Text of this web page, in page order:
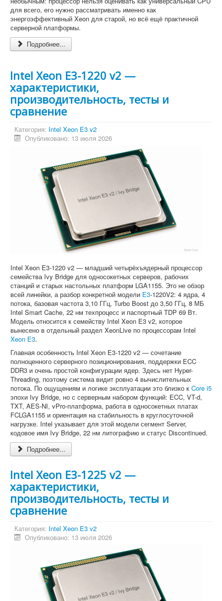
для всего, его нужно рассматривать именно как
энергоэффективный Xeon для старой, но всё ещё практичной
серверной платформы.
Подробнее...
Intel Xeon E3-1220 v2 —
характеристики,
производительность, тесты и
сравнение
Категория: Intel Xeon E3 v2
Опубликовано: 13 июля 2026
Intel Xeon E3-1220 v2 — младший четырёхъядерный процессор
семейства Ivy Bridge для односокетных серверов, рабочих
станций и старых настольных платформ LGA1155. Это не обзор
всей линейки, а разбор конкретной модели E3-1220V2: 4 ядра, 4
потока, базовая частота 3,10 ГГц, Turbo Boost до 3,50 ГГц, 8 МБ
Intel Smart Cache, 22 нм техпроцесс и паспортный TDP 69 Вт.
Модель относится к семейству Intel Xeon E3 v2, которое
вынесено в отдельный раздел XeonLive по процессорам Intel
Xeon E3.
Главная особенность Intel Xeon E3-1220 v2 — сочетание
полноценного серверного позиционирования, поддержки ECC
DDR3 и очень простой конфигурации ядер. Здесь нет Hyper-
Threading, поэтому система видит ровно 4 вычислительных
потока. По ощущениям и логике эксплуатации это близко к Core i5
эпохи Ivy Bridge, но с серверным набором функций: ECC, VT-d,
TXT, AES-NI, vPro-платформа, работа в односокетных платах
FCLGA1155 и ориентация на стабильность в круглосуточной
нагрузке. Intel указывает для этой модели сегмент Server,
кодовое имя Ivy Bridge, 22 нм литографию и статус Discontinued.
Подробнее...
Intel Xeon E3-1225 v2 —
характеристики,
производительность, тесты и
сравнение
Категория: Intel Xeon E3 v2
Опубликовано: 13 июля 2026